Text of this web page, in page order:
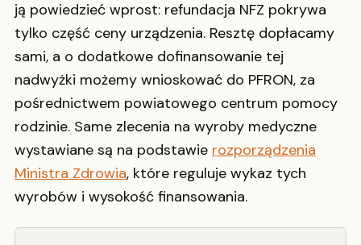
ją powiedzieć wprost: refundacja NFZ pokrywa
tylko część ceny urządzenia. Resztę dopłacamy
sami, a o dodatkowe dofinansowanie tej
nadwyżki możemy wnioskować do PFRON, za
pośrednictwem powiatowego centrum pomocy
rodzinie. Same zlecenia na wyroby medyczne
wystawiane są na podstawie rozporządzenia
Ministra Zdrowia, które reguluje wykaz tych
wyrobów i wysokość finansowania.